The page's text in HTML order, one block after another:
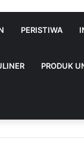
PERISTIWA
PRODUK